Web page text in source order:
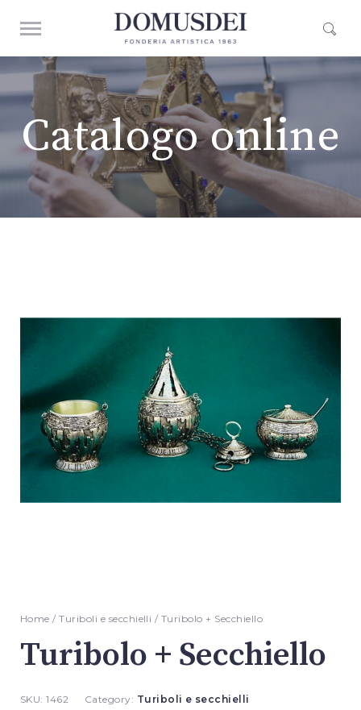
Catalogo online
Home /Turiboli e secchielli / Turibolo + Secchiello
Turibolo + Secchiello
SKU:1462 Category: Turiboli e secchielli